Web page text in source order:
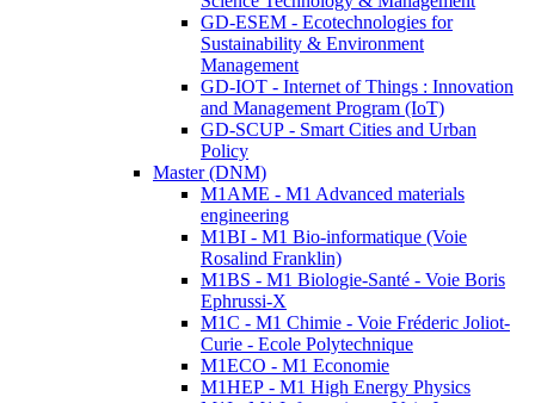
GD-ESEM - Ecotechnologies for
Sustainability & Environment
Management
GD-IOT - Internet of Things : Innovation
and Management Program (IoT)
GD-SCUP - Smart Cities and Urban
Policy
Master (DNM)
M1AME - M1 Advanced materials
engineering
M1BI - M1 Bio-informatique (Voie
Rosalind Franklin)
M1BS - M1 Biologie-Santé - Voie Boris
Ephrussi-X
M1C - M1 Chimie - Voie Fréderic Joliot-
Curie - Ecole Polytechnique
M1ECO - M1 Economie
M1HEP - M1 High Energy Physics